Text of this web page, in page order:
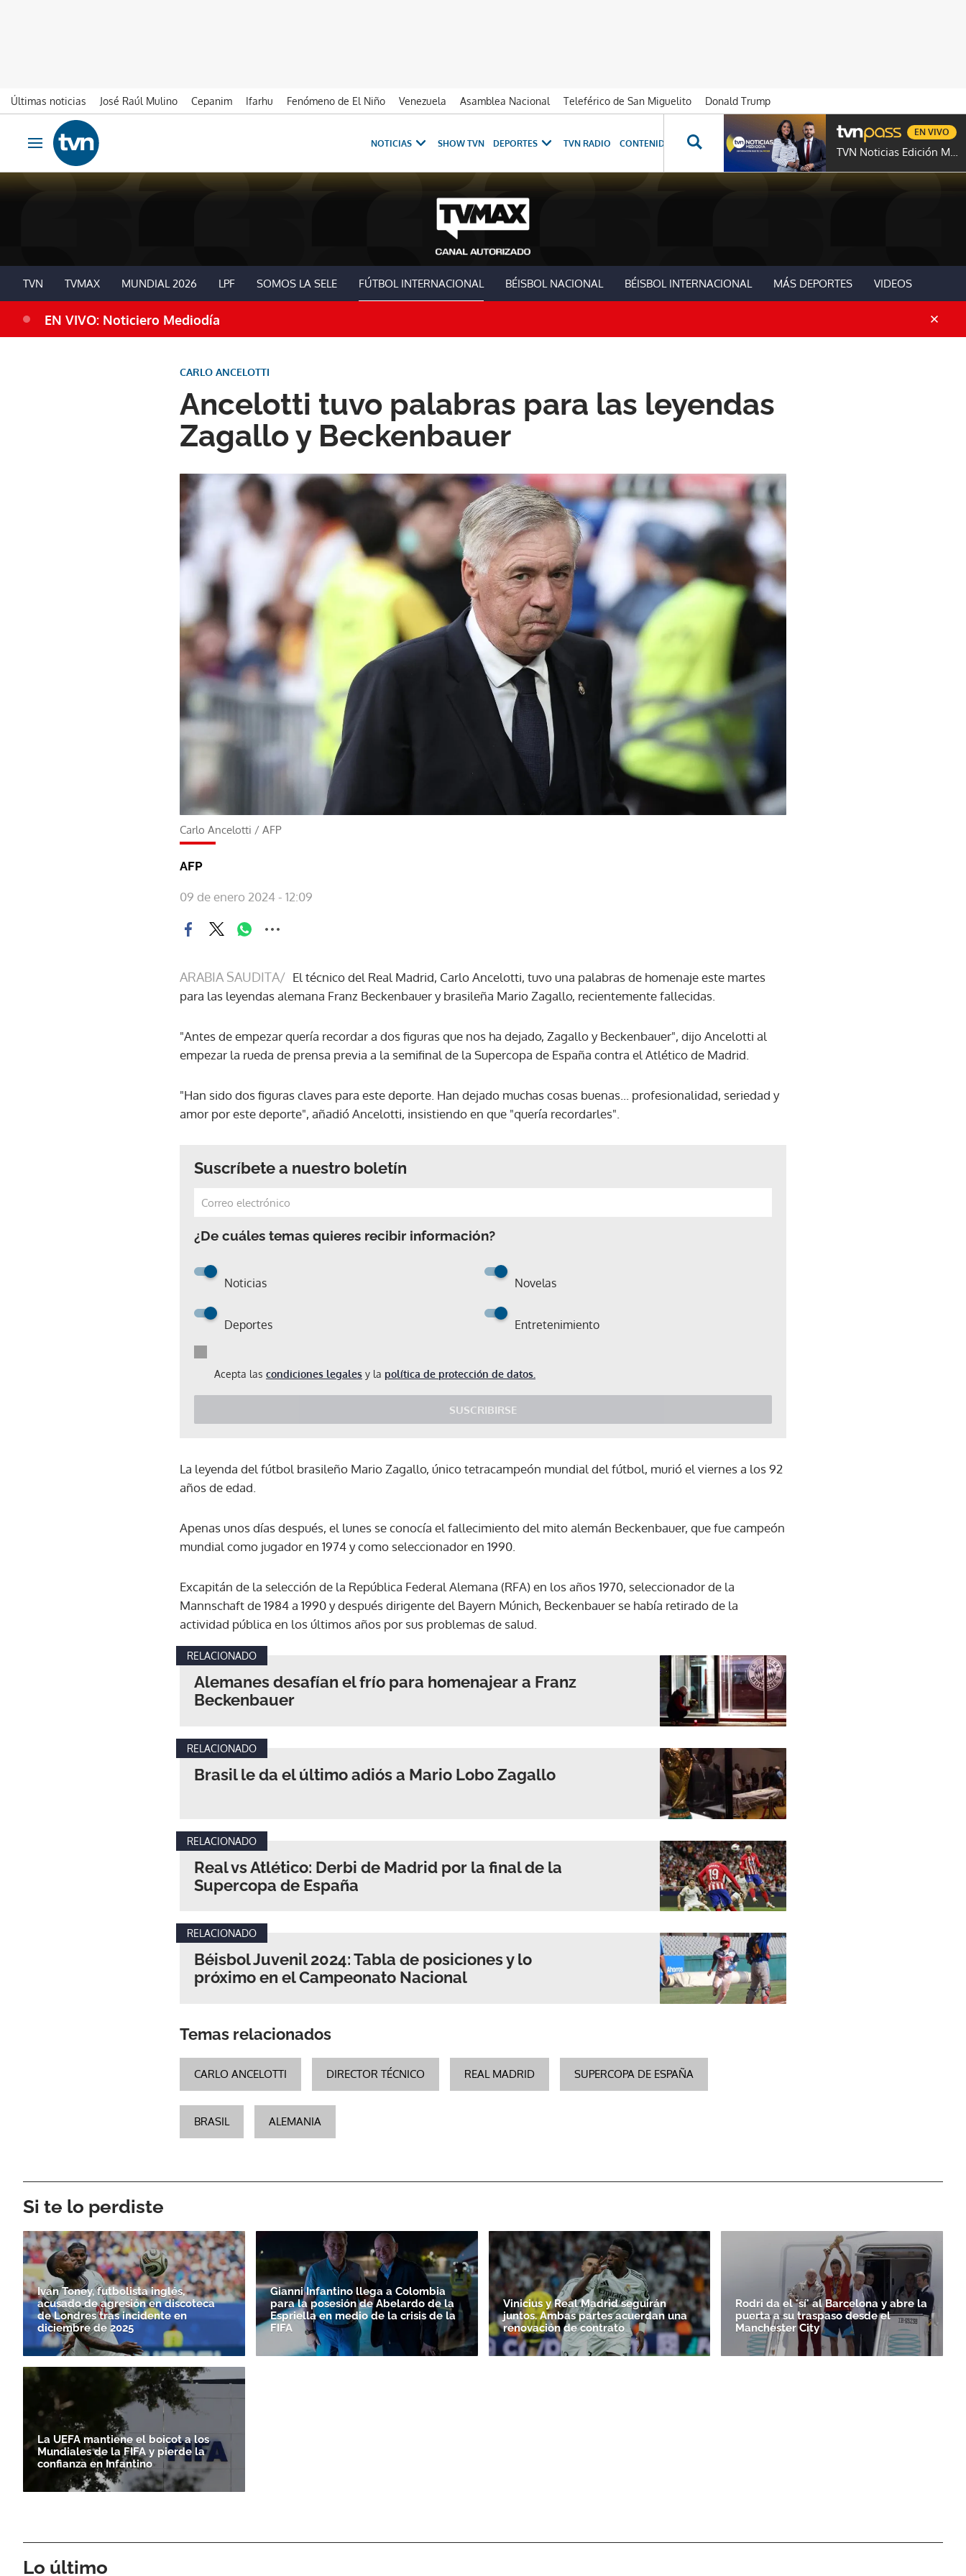
Últimas noticias José Raúl Mulino Cepanim Ifarhu Fenómeno de El Niño Venezuela Asamblea Nacional Teleférico de San Miguelito
Donald Trump
Ir al contenido
Obrir navegació
NOTICIAS SHOW TVN DEPORTES TVN RADIO CONTENIDOS ESPECIALES NOVELAS PROGRAMAS GENTE TVN
TVN Noticias Edición Mediodía
EN VIVO
TVN TVMAX MUNDIAL 2026 LPF SOMOS LA SELE FÚTBOL INTERNACIONAL BÉISBOL NACIONAL BÉISBOL INTERNACIONAL MÁS DEPORTES VIDEOS
EN VIVO: Noticiero Mediodía
Ancelotti tuvo palabras para las leyendas
Zagallo y Beckenbauer
CARLO ANCELOTTI
Carlo Ancelotti / AFP
AFP
09 de enero 2024 - 12:09
ARABIA SAUDITA/ El técnico del Real Madrid, Carlo Ancelotti, tuvo una palabras de homenaje este martes
para las leyendas alemana Franz Beckenbauer y brasileña Mario Zagallo, recientemente fallecidas.
"Antes de empezar quería recordar a dos figuras que nos ha dejado, Zagallo y Beckenbauer", dijo Ancelotti al
empezar la rueda de prensa previa a la semifinal de la Supercopa de España contra el Atlético de Madrid.
"Han sido dos figuras claves para este deporte. Han dejado muchas cosas buenas... profesionalidad, seriedad y
amor por este deporte", añadió Ancelotti, insistiendo en que "quería recordarles".
Suscríbete a nuestro boletín
¿De cuáles temas quieres recibir información?
Noticias Novelas
Deportes Entretenimiento
Acepta las condiciones legales y la política de protección de datos.
SUSCRIBIRSE
Gracias por suscribirte a nuestro boletín.
La leyenda del fútbol brasileño Mario Zagallo, único tetracampeón mundial del fútbol, murió el viernes a los 92
años de edad.
Apenas unos días después, el lunes se conocía el fallecimiento del mito alemán Beckenbauer, que fue campeón
mundial como jugador en 1974 y como seleccionador en 1990.
Excapitán de la selección de la República Federal Alemana (RFA) en los años 1970, seleccionador de la
Mannschaft de 1984 a 1990 y después dirigente del Bayern Múnich, Beckenbauer se había retirado de la
actividad pública en los últimos años por sus problemas de salud.
RELACIONADO
Alemanes desafían el frío para homenajear a Franz
Beckenbauer
RELACIONADO
Brasil le da el último adiós a Mario Lobo Zagallo
RELACIONADO
Real vs Atlético: Derbi de Madrid por la final de la
Supercopa de España
RELACIONADO
Béisbol Juvenil 2024: Tabla de posiciones y lo
próximo en el Campeonato Nacional
Temas relacionados
CARLO ANCELOTTI DIRECTOR TÉCNICO REAL MADRID SUPERCOPA DE ESPAÑA
BRASIL ALEMANIA
Si te lo perdiste
Ivan Toney, futbolista inglés,
acusado de agresión en discoteca
de Londres tras incidente en
diciembre de 2025
Gianni Infantino llega a Colombia
para la posesión de Abelardo de la
Espriella en medio de la crisis de la
FIFA
Vinicius y Real Madrid seguirán
juntos. Ambas partes acuerdan una
renovación de contrato
Rodri da el 'sí' al Barcelona y abre la
puerta a su traspaso desde el
Manchester City
La UEFA mantiene el boicot a los
Mundiales de la FIFA y pierde la
confianza en Infantino
Lo último